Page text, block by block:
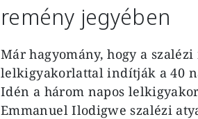
remény jegyében
Már hagyomány, hogy a
lelkigyakorlattal indítják a 40
Idén a három napos
Emmanuel Ilodigwe szalézi